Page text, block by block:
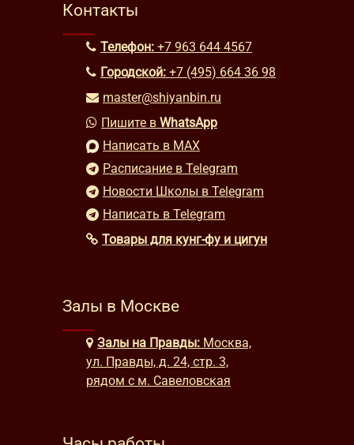
Контакты
Телефон: +7 963 644 4567
Городской: +7 (495) 664 36 98
master@shiyanbin.ru
Пишите в WhatsApp
Написать в MAX
Расписание в Telegram
Новости Школы в Telegram
Написать в Telegram
Товары для кунг-фу и цигун
Залы в Москве
Залы на Правды: Москва,
ул. Правды, д. 24, стр. 3,
рядом с м. Савеловская